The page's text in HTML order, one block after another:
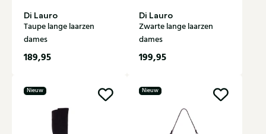
Di Lauro
Taupe lange laarzen
dames
189,95
Di Lauro
Zwarte lange laarzen
dames
199,95
Nieuw Nieuw